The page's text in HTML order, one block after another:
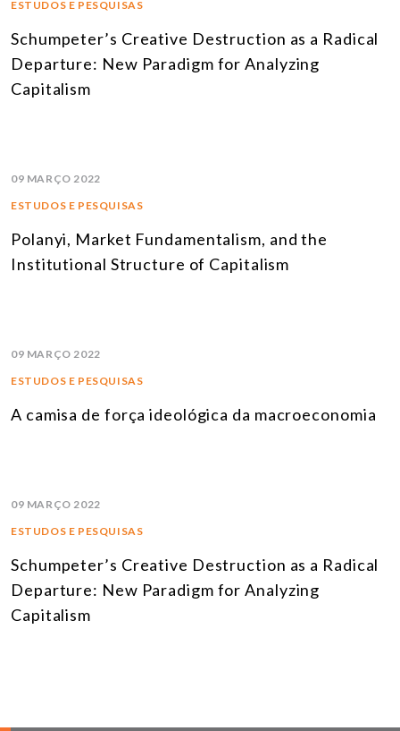
ESTUDOS E PESQUISAS
Schumpeter’s Creative Destruction as a Radical
Departure: New Paradigm for Analyzing
Capitalism
09 MARÇO 2022
ESTUDOS E PESQUISAS
Polanyi, Market Fundamentalism, and the
Institutional Structure of Capitalism
09 MARÇO 2022
ESTUDOS E PESQUISAS
A camisa de força ideológica da macroeconomia
09 MARÇO 2022
ESTUDOS E PESQUISAS
Schumpeter’s Creative Destruction as a Radical
Departure: New Paradigm for Analyzing
Capitalism